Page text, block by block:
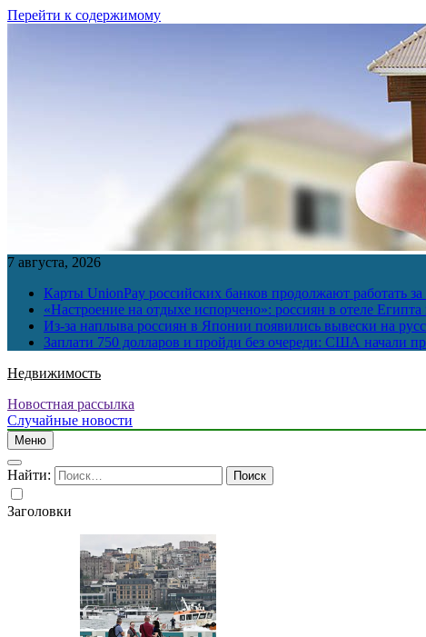
Перейти к содержимому
7 августа, 2026
Карты UnionPay российских банков продолжают работать
«Настроение на отдыхе испорчено»: россиян в отеле
Из-за наплыва россиян в Японии появились вывески на
Заплати 750 долларов и пройди без очереди: США начали
Недвижимость
Новостная рассылка
Случайные новости
Меню
Найти:
Заголовки